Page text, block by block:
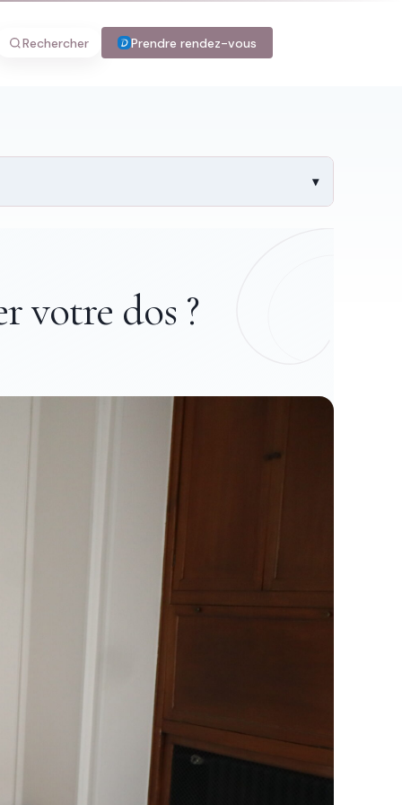
Rechercher Prendre rendez-vous
votre dos ?